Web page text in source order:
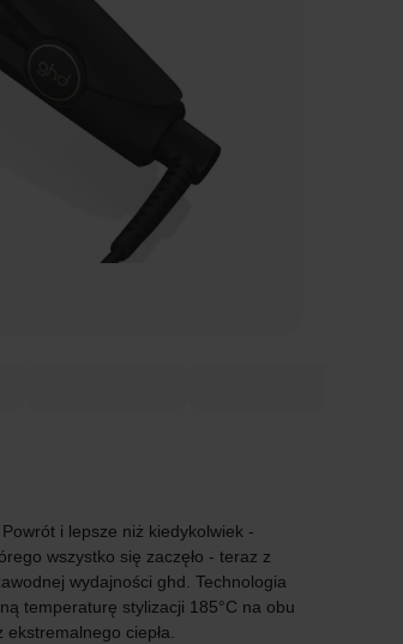
i lepsze niż kiedykolwiek -
wszystko się zaczęło - teraz z
wydajności ghd. Technologia
temperaturę stylizacji 185°C na obu
ciepła.